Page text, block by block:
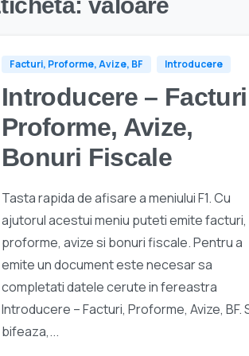
Facturi, Proforme, Avize, BF Introducere
Introducere –
Proforme, Avize,
Bonuri Fiscale
Tasta rapida de afisare a meniului F1. Cu
ajutorul acestui meniu puteti emite facturi,
proforme, avize si bonuri fiscale. Pentru a
emite un document este necesar sa
completati datele cerute in fereastra
Introducere – Facturi, Proforme, Avize, BF.
bifeaza,...